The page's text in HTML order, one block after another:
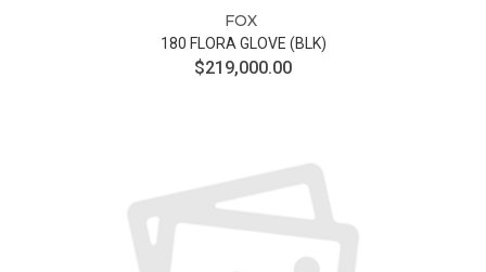
FOX
180 FLORA GLOVE (BLK)
$219,000.00